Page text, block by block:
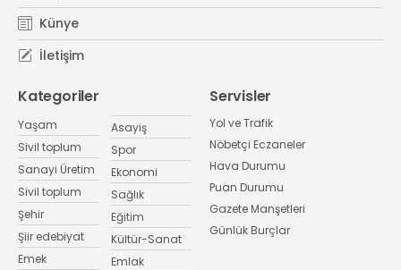
Künye
İletişim
Kategoriler
Yaşam
Sivil toplum
Sanayi Üretim
Sivil toplum
Şehir
Şiir edebiyat
Emek
Asayiş
Spor
Ekonomi
Sağlık
Eğitim
Kültür-Sanat
Emlak
Servisler
Yol ve Trafik
Nöbetçi Eczaneler
Hava Durumu
Puan Durumu
Gazete Manşetleri
Günlük Burçlar